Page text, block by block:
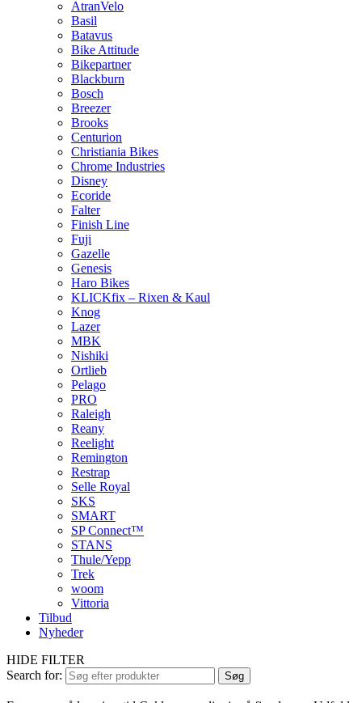
AtranVelo
Basil
Batavus
Bike Attitude
Bikepartner
Blackburn
Bosch
Breezer
Brooks
Centurion
Christiania Bikes
Chrome Industries
Disney
Ecoride
Falter
Finish Line
Fuji
Gazelle
Genesis
Haro Bikes
KLICKfix – Rixen & Kaul
Knog
Lazer
MBK
Nishiki
Ortlieb
Pelago
PRO
Raleigh
Reany
Reelight
Remington
Restrap
Selle Royal
SKS
SMART
SP Connect™
STANS
Thule/Yepp
Trek
woom
Vittoria
Tilbud
Nyheder
HIDE FILTER
Search for:
Søg